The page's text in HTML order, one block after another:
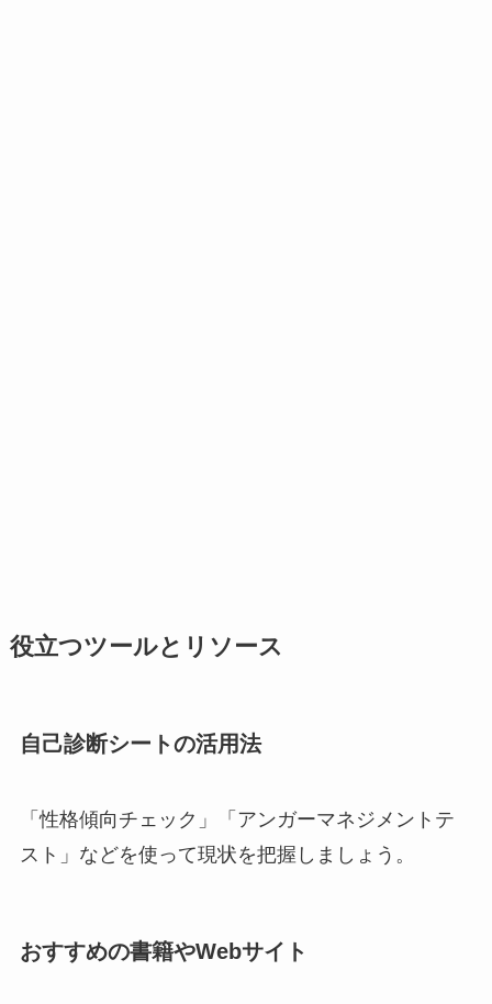
役立つツールとリソース
自己診断シートの活用法
「性格傾向チェック」「アンガーマネジメントテ
スト」などを使って現状を把握しましょう。
おすすめの書籍やWebサイト